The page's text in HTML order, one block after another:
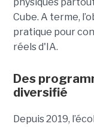
Cube. A terme,
pratique pour
réels d'IA.
Des
diversifié
Depuis 2019,